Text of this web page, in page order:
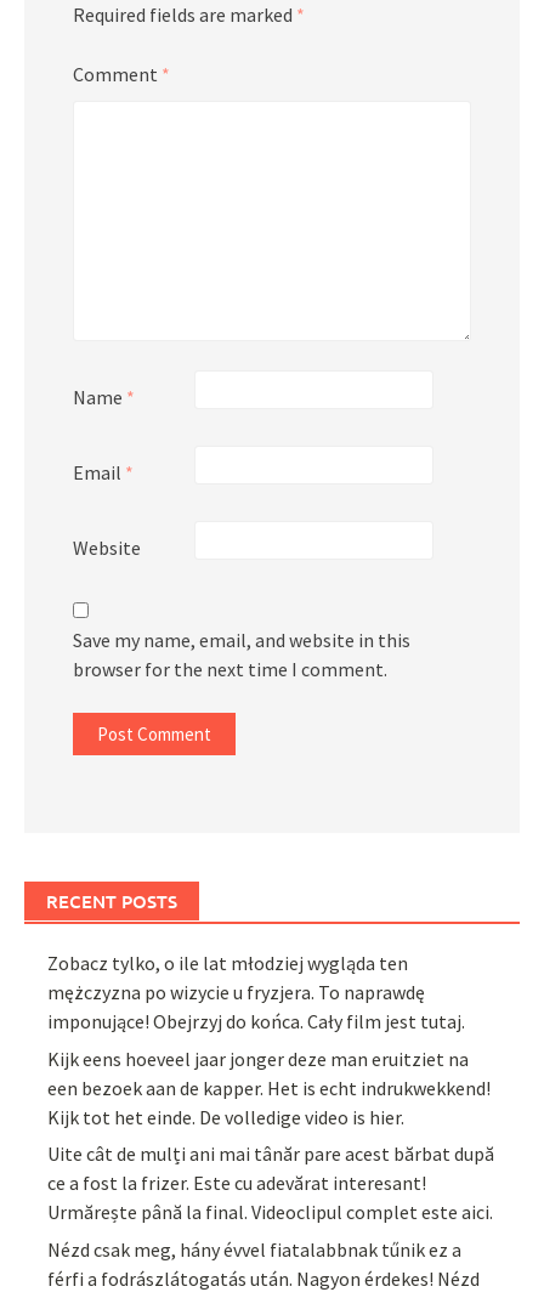
Required fields are marked *
Comment *
Name *
Email *
Website
Save my name, email, and website in this
browser for the next time I comment.
RECENT POSTS
Zobacz tylko, o ile lat młodziej wygląda ten
mężczyzna po wizycie u fryzjera. To naprawdę
imponujące! Obejrzyj do końca. Cały film jest tutaj.
Kijk eens hoeveel jaar jonger deze man eruitziet na
een bezoek aan de kapper. Het is echt indrukwekkend!
Kijk tot het einde. De volledige video is hier.
Uite cât de mulți ani mai tânăr pare acest bărbat după
ce a fost la frizer. Este cu adevărat interesant!
Urmărește până la final. Videoclipul complet este aici.
Nézd csak meg, hány évvel fiatalabbnak tűnik ez a
férfi a fodrászlátogatás után. Nagyon érdekes! Nézd